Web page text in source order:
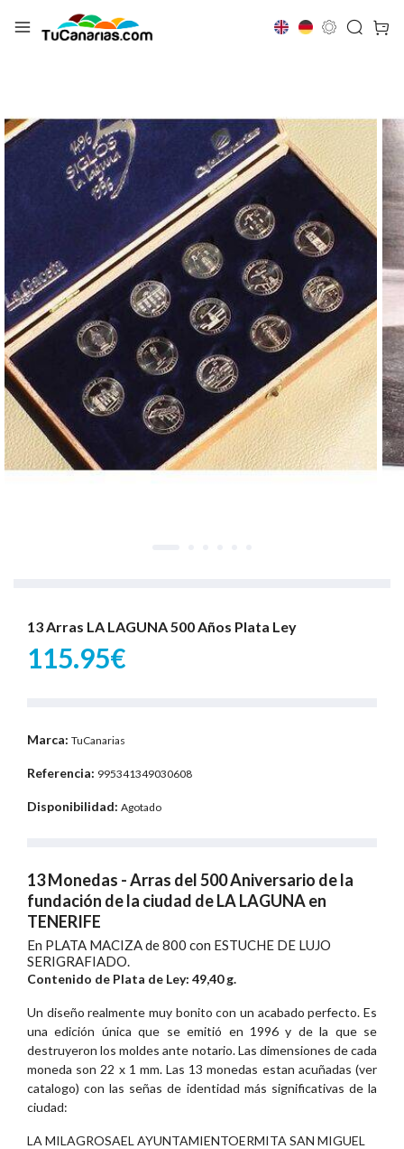
13 Arras LA LAGUNA 500 Años Plata Ley
115.95€
Marca: TuCanarias
Referencia: 995341349030608
Disponibilidad: Agotado
13 Monedas - Arras del 500 Aniversario de la
fundación de la ciudad de LA LAGUNA en
TENERIFE
En PLATA MACIZA de 800 con ESTUCHE DE LUJO
SERIGRAFIADO.
Contenido de Plata de Ley: 49,40 g.
Un diseño realmente muy bonito con un acabado perfecto. Es
una edición única que se emitió en 1996 y de la que se
destruyeron los moldes ante notario. Las dimensiones de cada
moneda son 22 x 1 mm. Las 13 monedas estan acuñadas (ver
catalogo) con las señas de identidad más significativas de la
ciudad:
LA MILAGROSAEL AYUNTAMIENTOERMITA SAN MIGUEL